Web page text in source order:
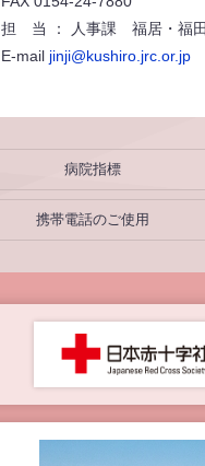
担 当 ： 人事課 福居・福田
E-mail jinji@kushiro.jrc.or.jp
病院指標
携帯電話のご使用